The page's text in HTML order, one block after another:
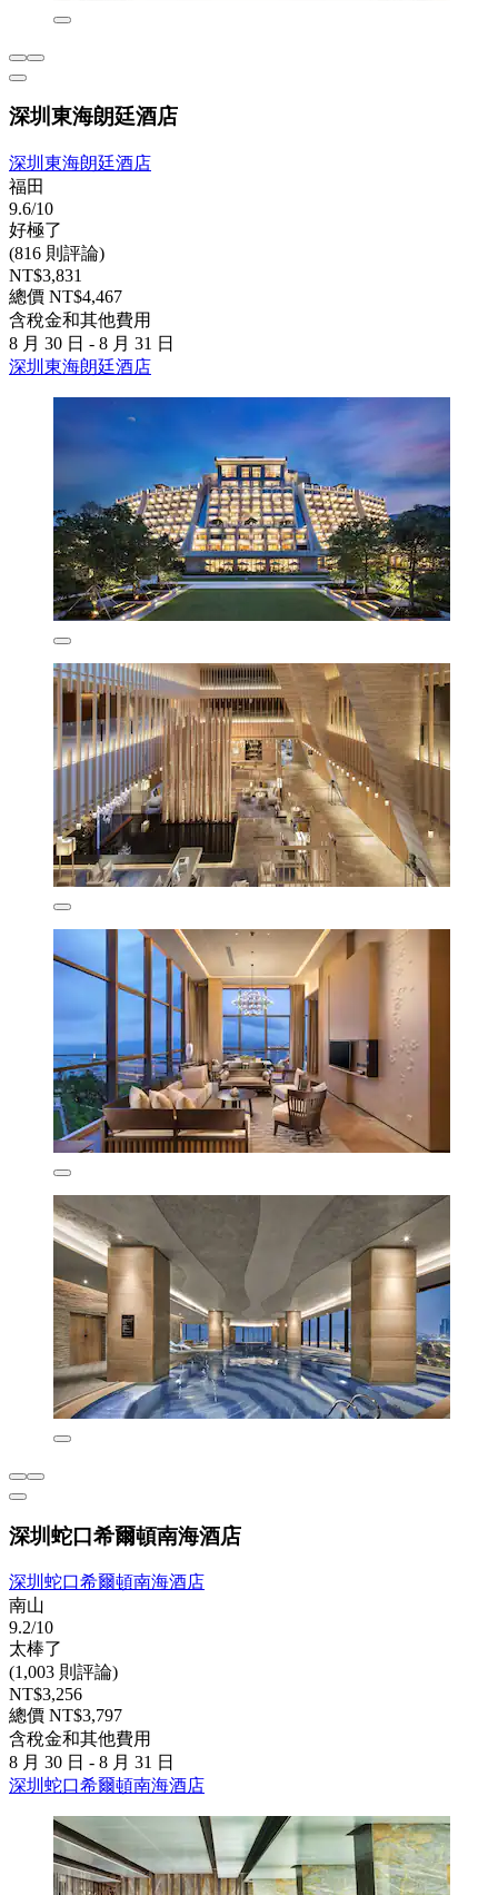
深圳東海朗廷酒店
深圳東海朗廷酒店
福田
9.6/10
好極了
(816 則評論)
NT$3,831
總價 NT$4,467
含稅金和其他費用
8 月 30 日 - 8 月 31 日
深圳東海朗廷酒店
深圳蛇口希爾頓南海酒店
深圳蛇口希爾頓南海酒店
南山
9.2/10
太棒了
(1,003 則評論)
NT$3,256
總價 NT$3,797
含稅金和其他費用
8 月 30 日 - 8 月 31 日
深圳蛇口希爾頓南海酒店